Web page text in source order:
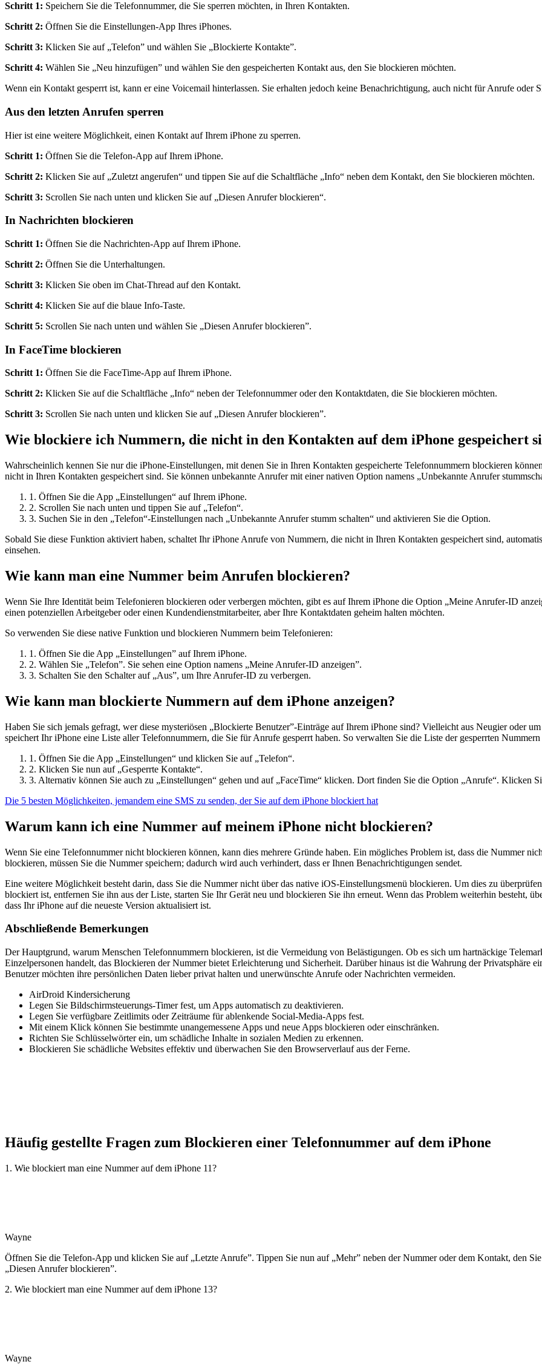
Schritt 1: Speichern Sie die Telefonnummer, die Sie sperren möchten, in Ihren Kontakten.
Schritt 2: Öffnen Sie die Einstellungen-App Ihres iPhones.
Schritt 3: Klicken Sie auf „Telefon” und wählen Sie „Blockierte Kontakte”.
Schritt 4: Wählen Sie „Neu hinzufügen” und wählen Sie den gespeicherten Kontakt aus, den Sie blockieren möchten.
Wenn ein Kontakt gesperrt ist, kann er eine Voicemail hinterlassen. Sie erhalten jedoch keine Benachrichtigung, auch nicht für Anrufe oder
Aus den letzten Anrufen sperren
Hier ist eine weitere Möglichkeit, einen Kontakt auf Ihrem iPhone zu sperren.
Schritt 1: Öffnen Sie die Telefon-App auf Ihrem iPhone.
Schritt 2: Klicken Sie auf „Zuletzt angerufen“ und tippen Sie auf die Schaltfläche „Info“ neben dem Kontakt, den Sie blockieren möchten.
Schritt 3: Scrollen Sie nach unten und klicken Sie auf „Diesen Anrufer blockieren“.
In Nachrichten blockieren
Schritt 1: Öffnen Sie die Nachrichten-App auf Ihrem iPhone.
Schritt 2: Öffnen Sie die Unterhaltungen.
Schritt 3: Klicken Sie oben im Chat-Thread auf den Kontakt.
Schritt 4: Klicken Sie auf die blaue Info-Taste.
Schritt 5: Scrollen Sie nach unten und wählen Sie „Diesen Anrufer blockieren”.
In FaceTime blockieren
Schritt 1: Öffnen Sie die FaceTime-App auf Ihrem iPhone.
Schritt 2: Klicken Sie auf die Schaltfläche „Info“ neben der Telefonnummer oder den Kontaktdaten, die Sie blockieren möchten.
Schritt 3: Scrollen Sie nach unten und klicken Sie auf „Diesen Anrufer blockieren”.
Wie blockiere ich Nummern, die nicht in den Kontakten auf dem iPhone gespeichert
Wahrscheinlich kennen Sie nur die iPhone-Einstellungen, mit denen Sie in Ihren Kontakten gespeicherte Telefonnummern blockieren
nicht in Ihren Kontakten gespeichert sind. Sie können unbekannte Anrufer mit einer nativen Option namens „Unbekannte Anrufer
1. Öffnen Sie die App „Einstellungen“ auf Ihrem iPhone.
2. Scrollen Sie nach unten und tippen Sie auf „Telefon“.
3. Suchen Sie in den „Telefon“-Einstellungen nach „Unbekannte Anrufer stumm schalten“ und aktivieren Sie die Option.
Sobald Sie diese Funktion aktiviert haben, schaltet Ihr iPhone Anrufe von Nummern, die nicht in Ihren Kontakten gespeichert sind,
einsehen.
Wie kann man eine Nummer beim Anrufen blockieren?
Wenn Sie Ihre Identität beim Telefonieren blockieren oder verbergen möchten, gibt es auf Ihrem iPhone die Option „Meine Anrufer-ID
einen potenziellen Arbeitgeber oder einen Kundendienstmitarbeiter, aber Ihre Kontaktdaten geheim halten möchten.
So verwenden Sie diese native Funktion und blockieren Nummern beim Telefonieren:
1. Öffnen Sie die App „Einstellungen” auf Ihrem iPhone.
2. Wählen Sie „Telefon”. Sie sehen eine Option namens „Meine Anrufer-ID anzeigen”.
3. Schalten Sie den Schalter auf „Aus”, um Ihre Anrufer-ID zu verbergen.
Wie kann man blockierte Nummern auf dem iPhone anzeigen?
Haben Sie sich jemals gefragt, wer diese mysteriösen „Blockierte Benutzer”-Einträge auf Ihrem iPhone sind? Vielleicht aus Neugier oder
speichert Ihr iPhone eine Liste aller Telefonnummern, die Sie für Anrufe gesperrt haben. So verwalten Sie die Liste der gesperrten
1. Öffnen Sie die App „Einstellungen“ und klicken Sie auf „Telefon“.
2. Klicken Sie nun auf „Gesperrte Kontakte“.
3. Alternativ können Sie auch zu „Einstellungen“ gehen und auf „FaceTime“ klicken. Dort finden Sie die Option „Anrufe“. Klicken
Die 5 besten Möglichkeiten, jemandem eine SMS zu senden, der Sie auf dem iPhone blockiert hat
Warum kann ich eine Nummer auf meinem iPhone nicht blockieren?
Wenn Sie eine Telefonnummer nicht blockieren können, kann dies mehrere Gründe haben. Ein mögliches Problem ist, dass die Nummer
blockieren, müssen Sie die Nummer speichern; dadurch wird auch verhindert, dass er Ihnen Benachrichtigungen sendet.
Eine weitere Möglichkeit besteht darin, dass Sie die Nummer nicht über das native iOS-Einstellungsmenü blockieren. Um dies zu
blockiert ist, entfernen Sie ihn aus der Liste, starten Sie Ihr Gerät neu und blockieren Sie ihn erneut. Wenn das Problem weiterhin besteht,
dass Ihr iPhone auf die neueste Version aktualisiert ist.
Abschließende Bemerkungen
Der Hauptgrund, warum Menschen Telefonnummern blockieren, ist die Vermeidung von Belästigungen. Ob es sich um hartnäckige
Einzelpersonen handelt, das Blockieren der Nummer bietet Erleichterung und Sicherheit. Darüber hinaus ist die Wahrung der
Benutzer möchten ihre persönlichen Daten lieber privat halten und unerwünschte Anrufe oder Nachrichten vermeiden.
AirDroid Kindersicherung
Legen Sie Bildschirmsteuerungs-Timer fest, um Apps automatisch zu deaktivieren.
Legen Sie verfügbare Zeitlimits oder Zeiträume für ablenkende Social-Media-Apps fest.
Mit einem Klick können Sie bestimmte unangemessene Apps und neue Apps blockieren oder einschränken.
Richten Sie Schlüsselwörter ein, um schädliche Inhalte in sozialen Medien zu erkennen.
Blockieren Sie schädliche Websites effektiv und überwachen Sie den Browserverlauf aus der Ferne.
Häufig gestellte Fragen zum Blockieren einer Telefonnummer auf dem iPhone
1. Wie blockiert man eine Nummer auf dem iPhone 11?
Wayne
Öffnen Sie die Telefon-App und klicken Sie auf „Letzte Anrufe”. Tippen Sie nun auf „Mehr” neben der Nummer oder dem Kontakt, den
„Diesen Anrufer blockieren”.
2. Wie blockiert man eine Nummer auf dem iPhone 13?
Wayne